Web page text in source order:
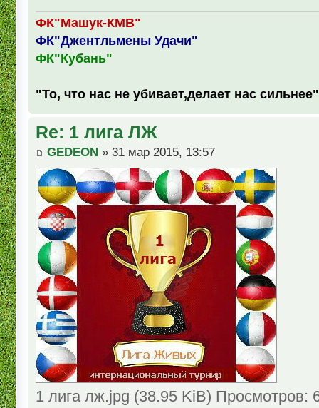
ФК"Машук-КМВ"
ФК"Джентльмены Удачи"
ФК"Кубань"
"То, что нас не убивает,делает нас сильнее"
Re: 1 лига ЛЖ
GEDEON » 31 мар 2015, 13:57
1 лига лж.jpg (38.95 KiB) Просмотров: